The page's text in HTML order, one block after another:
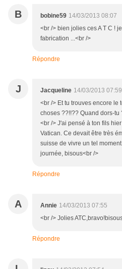
B bobine59 14/03/2013 08:07
<br /> bien jolies ces A T C !
fabrication ...<br />
Répondre
J Jacqueline 14/03/2013 07:59
<br /> Et tu trouves encore
choses ??!!?? Quand dors-tu
<br /> J'ai pensé à ton fils
Vatican. Ce devait être très
suisse de vivre un tel
journée, bisous<br />
Répondre
A Annie 14/03/2013 07:55
<br /> Jolies
Répondre